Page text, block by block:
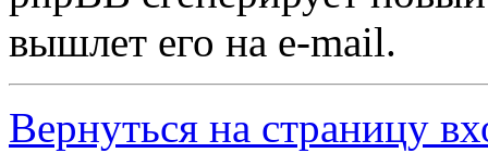
вышлет его на e-mail.
Вернуться на страницу